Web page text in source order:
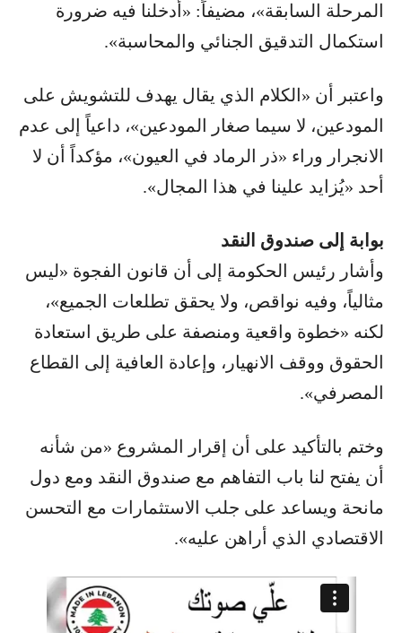
المرحلة السابقة»، مضيفاً: «أدخلنا فيه ضرورة
استكمال التدقيق الجنائي والمحاسبة».
واعتبر أن «الكلام الذي يقال يهدف للتشويش على
المودعين، لا سيما صغار المودعين»، داعياً إلى عدم
الانجرار وراء «ذر الرماد في العيون»، مؤكداً أن لا
أحد «يُزايد علينا في هذا المجال».
بوابة إلى صندوق النقد
وأشار رئيس الحكومة إلى أن قانون الفجوة «ليس
مثالياً، وفيه نواقص، ولا يحقق تطلعات الجميع»،
لكنه «خطوة واقعية ومنصفة على طريق استعادة
الحقوق ووقف الانهيار، وإعادة العافية إلى القطاع
المصرفي».
وختم بالتأكيد على أن إقرار المشروع «من شأنه
أن يفتح لنا باب التفاهم مع صندوق النقد ومع دول
مانحة ويساعد على جلب الاستثمارات مع التحسن
الاقتصادي الذي أراهن عليه».